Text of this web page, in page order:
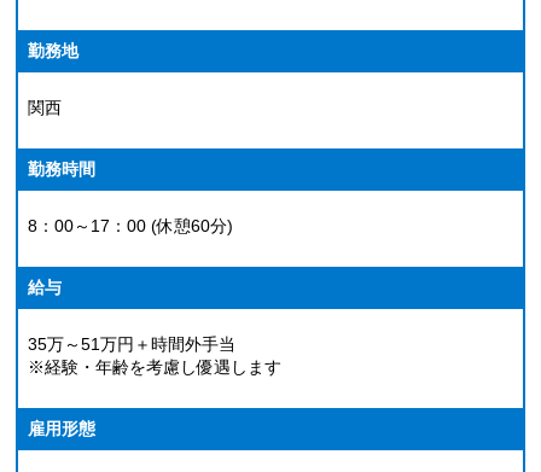
勤務地
関西
勤務時間
8：00～17：00 (休憩60分)
給与
35万～51万円＋時間外手当
※経験・年齢を考慮し優遇します
雇用形態